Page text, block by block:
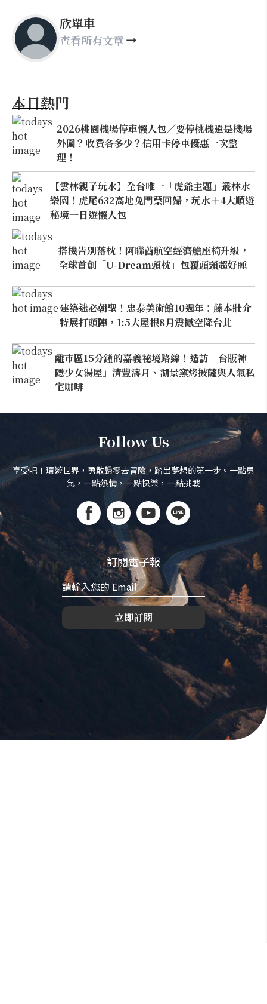
欣單車
查看所有文章
本日熱門
2026桃園機場停車懶人包／要停桃機還是機場
外圍？收費各多少？信用卡停車優惠一次整
理！
【雲林親子玩水】全台唯一「虎爺主題」叢林水
樂園！虎尾632高地免門票回歸，玩水＋4大順遊
秘境一日遊懶人包
搭機告別落枕！阿聯酋航空經濟艙座椅升級，
全球首創「U-Dream頭枕」包覆頭頸超好睡
建築迷必朝聖！忠泰美術館10週年：藤本壯介
特展打頭陣，1:5大屋根8月震撼空降台北
離市區15分鐘的嘉義祕境路線！造訪「台版神
隱少女湯屋」清豐濤月、湖景窯烤披薩與人氣私
宅咖啡
Follow Us
享受吧！環遊世界，勇敢歸零去冒險，踏出夢想的第一步。一點勇
氣，一點熱情，一點快樂，一點挑戰
訂閱電子報
立即訂閱